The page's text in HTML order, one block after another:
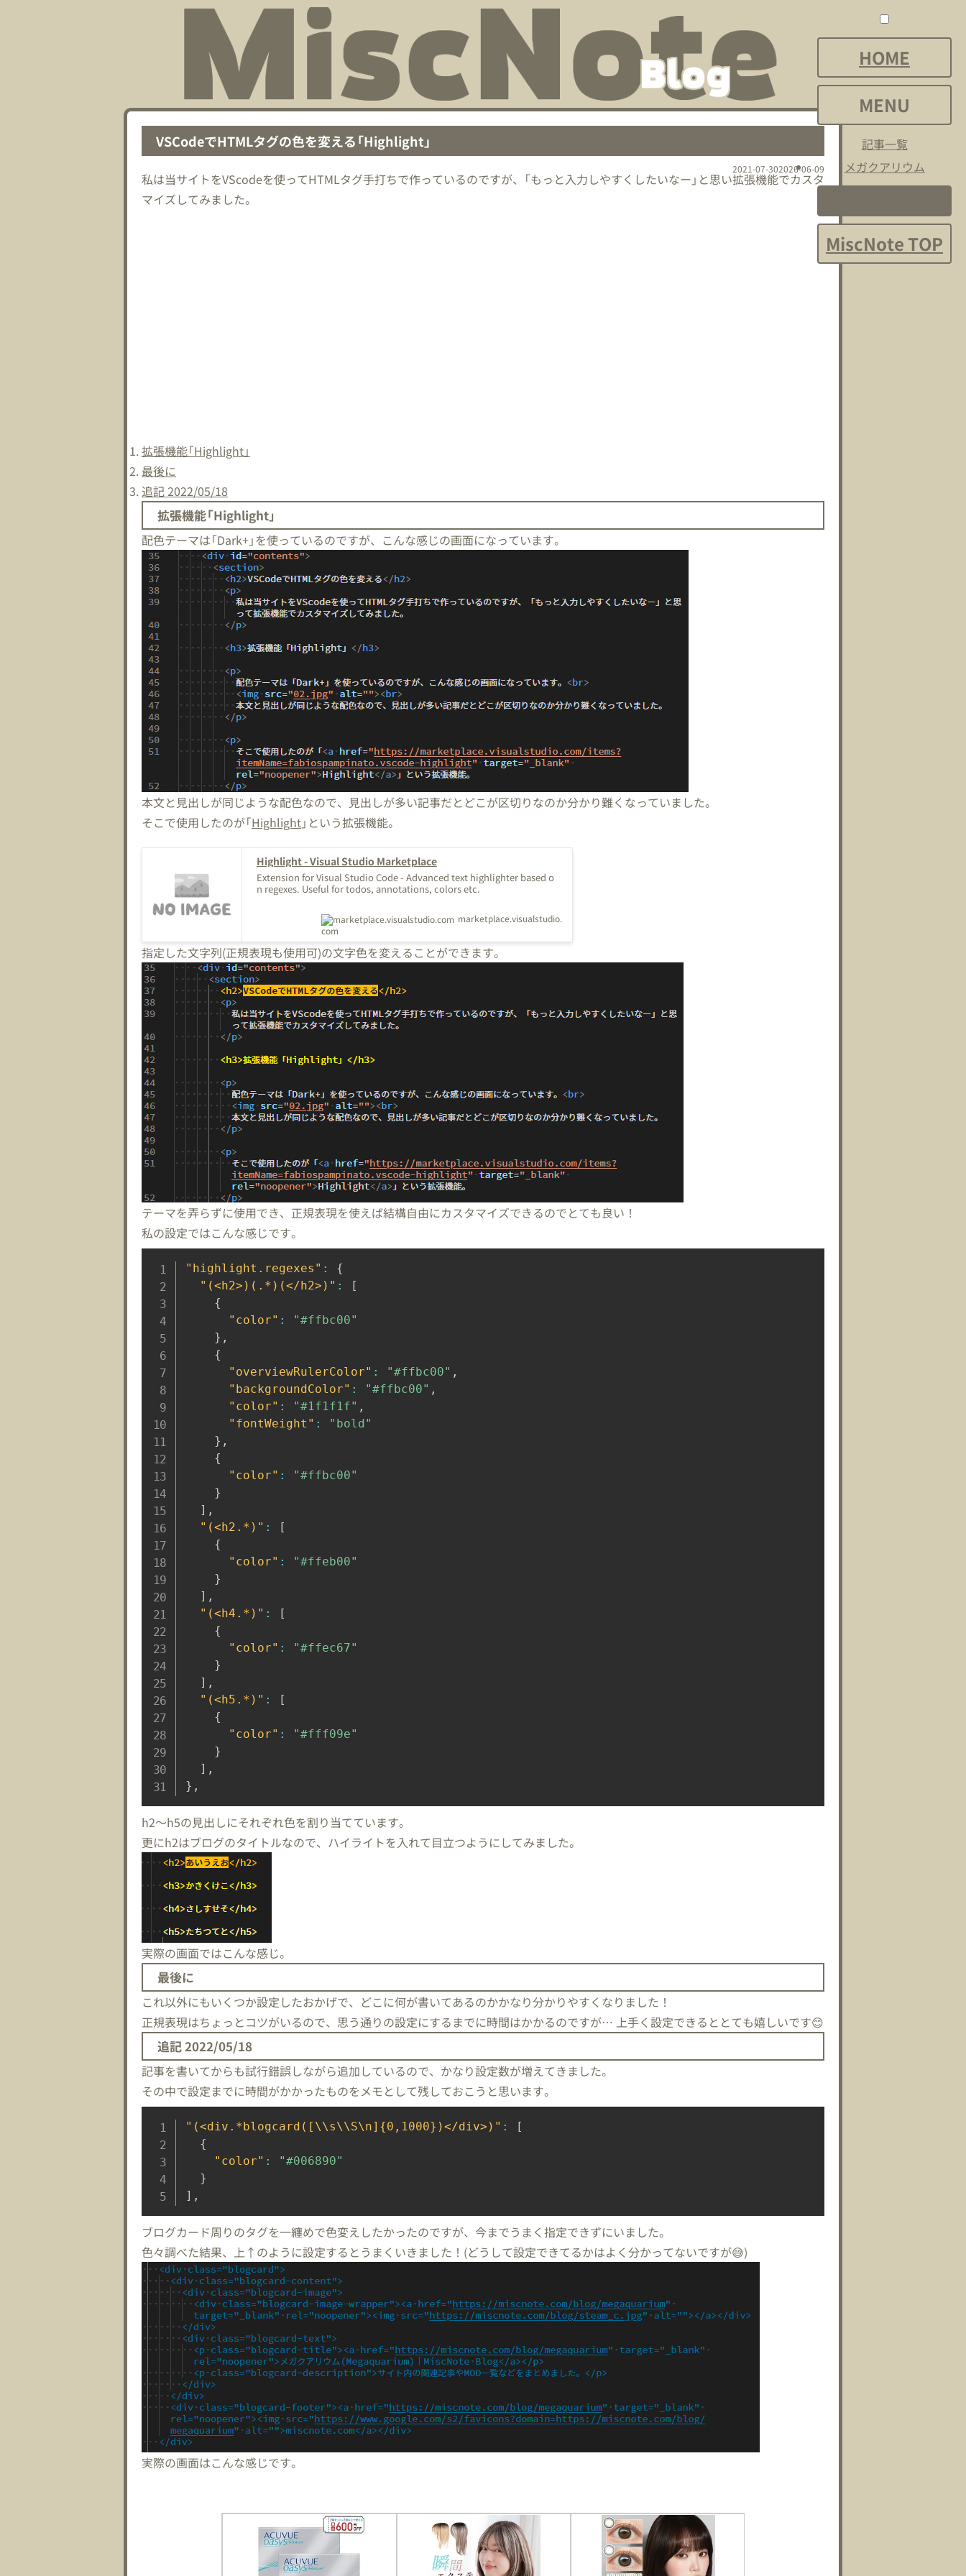
メ
ニ
ュ
ー
を
く
メ
ニ
ュ
ー
を
じ
る
HOME
MENU
記事一覧
メガクアリウム
MiscNote TOP
VSCodeでHTMLタグの色を変える「Highlight」
2021-07-302026-06-09
私は当サイトをVScodeを使ってHTMLタグ手打ちで作っているのですが、「もっと入力しやすくしたいなー」と思い拡張機能でカスタ
マイズしてみました。
拡張機能「Highlight」
最後に
追記 2022/05/18
拡張機能「Highlight」
配色テーマは「Dark+」を使っているのですが、こんな感じの画面になっています。
本文と見出しが同じような配色なので、見出しが多い記事だとどこが区切りなのか分かり難くなっていました。
そこで使用したのが「Highlight」という拡張機能。
Highlight - Visual Studio Marketplace
Extension for Visual Studio Code - Advanced text highlighter based o
n regexes. Useful for todos, annotations, colors etc.
marketplace.visualstudio.
com
指定した文字列(正規表現も使用可)の文字色を変えることができます。
テーマを弄らずに使用でき、正規表現を使えば結構自由にカスタマイズできるのでとても良い！
私の設定ではこんな感じです。
"highlight.regexes" :
{
"(<h2>)(.*)(</h2>)" :
[
{
"color" :
"#ffbc00"
} ,
{
"overviewRulerColor" : "#ffbc00" ,
"backgroundColor" : "#ffbc00" ,
"color" : "#1f1f1f" ,
"fontWeight" :
"bold"
} ,
{
"color" :
"#ffbc00"
}
] ,
"(<h2.*)" :
[
{
"color" :
"#ffeb00"
}
] ,
"(<h4.*)" :
[
{
"color" :
"#ffec67"
}
] ,
"(<h5.*)" :
[
{
"color" :
"#fff09e"
}
] ,
} ,
h2～h5の見出しにそれぞれ色を割り当てています。
更にh2はブログのタイトルなので、ハイライトを入れて目立つようにしてみました。
実際の画面ではこんな感じ。
最後に
これ以外にもいくつか設定したおかげで、どこに何が書いてあるのかかなり分かりやすくなりました！
正規表現はちょっとコツがいるので、思う通りの設定にするまでに時間はかかるのですが… 上手く設定できるととても嬉しいです😊
追記 2022/05/18
記事を書いてからも試行錯誤しながら追加しているので、かなり設定数が増えてきました。
その中で設定までに時間がかかったものをメモとして残しておこうと思います。
"(<div.*blogcard([\\s\\S\n]{0,1000})</div>)" :
[
{
"color" :
"#006890"
}
] ,
ブログカード周りのタグを一纏めで色変えしたかったのですが、今までうまく指定できずにいました。
色々調べた結果、上↑のように設定するとうまくいきました！(どうして設定できてるかはよく分かってないですが😅)
実際の画面はこんな感じです。